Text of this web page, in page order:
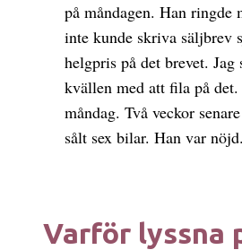
på måndagen. Han ringde
inte kunde skriva säljbrev
helgpris på det brevet. Jag
kvällen med att fila på
måndag. Två veckor
sålt sex bilar. Han var nöjd.
Varför lyssna